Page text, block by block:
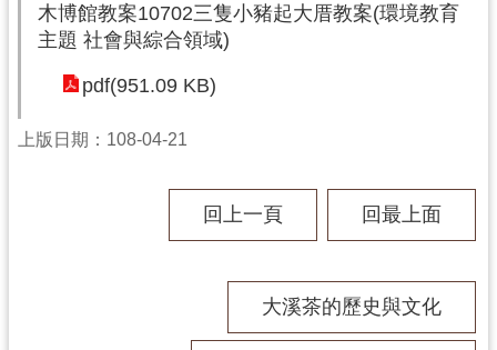
木博館教案10702三隻小豬起大厝教案(環境教育
主題 社會與綜合領域)
pdf(951.09 KB)
上版日期：108-04-21
回上一頁 回最上面
大溪茶的歷史與文化